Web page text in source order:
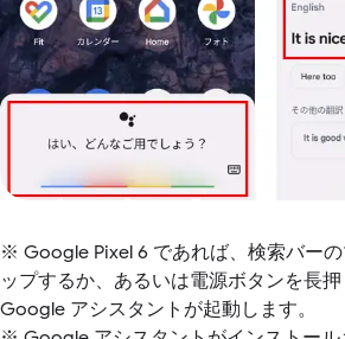
※ Google Pixel 6 であれば、検索バー
ップするか、あるいは電源ボタンを長押
Google アシスタントが起動します。